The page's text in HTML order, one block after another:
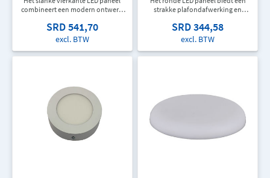
combineert een modern ontwerp
Ideaal voor kantoren, gangen,
winkels en andere
SRD 541,70
excl. BTW
strakke plafondafwerking en
woningen, kantoren en
commerciële ruimtes. Het slanke
interieurs.
SRD 344,58
excl. BTW